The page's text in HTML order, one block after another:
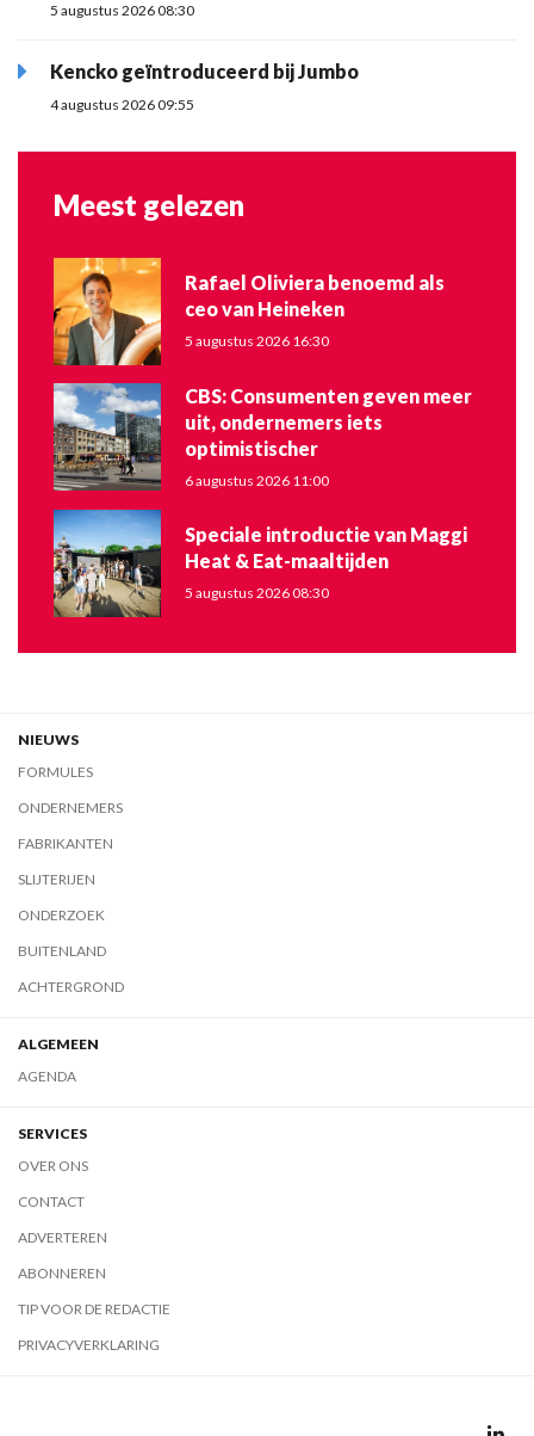
5 augustus 2026 08:30
Kencko geïntroduceerd bij Jumbo
4 augustus 2026 09:55
Meest gelezen
Rafael Oliviera benoemd als
ceo van Heineken
5 augustus 2026 16:30
CBS: Consumenten geven meer
uit, ondernemers iets
optimistischer
6 augustus 2026 11:00
Speciale introductie van Maggi
Heat & Eat-maaltijden
5 augustus 2026 08:30
NIEUWS
FORMULES
ONDERNEMERS
FABRIKANTEN
SLIJTERIJEN
ONDERZOEK
BUITENLAND
ACHTERGROND
ALGEMEEN
AGENDA
SERVICES
OVER ONS
CONTACT
ADVERTEREN
ABONNEREN
TIP VOOR DE REDACTIE
PRIVACYVERKLARING